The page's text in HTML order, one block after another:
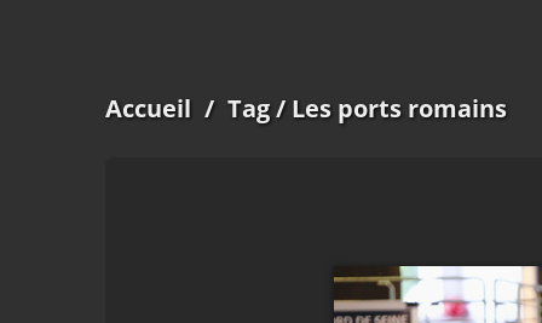
Accueil / Tag/ Les ports romains